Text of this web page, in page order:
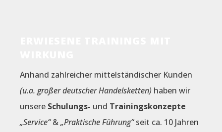
Anhand zahlreicher mittelständischer Kunden
(u.a. großer deutscher Handelsketten) haben wir
unsere Schulungs- und Trainingskonzepte
„Service“&„Praktische Führung“seit ca. 10 Jahren